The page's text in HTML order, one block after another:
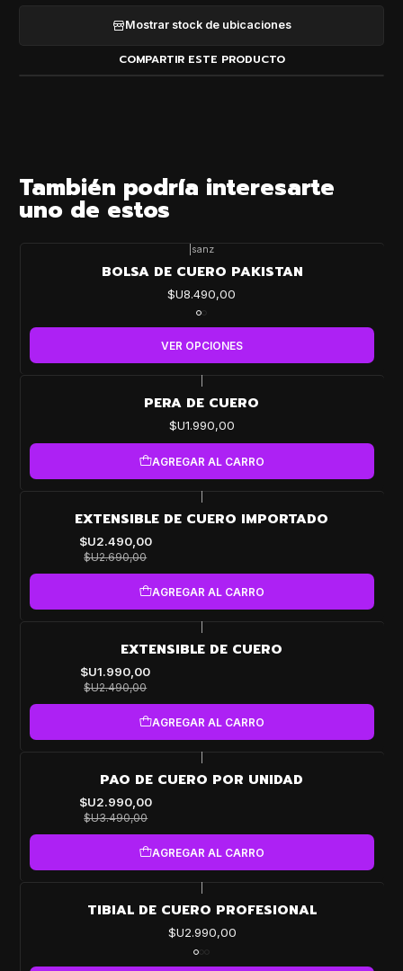
Mostrar stock de ubicaciones
COMPARTIR ESTE PRODUCTO
También podría interesarte
uno de estos
sanz
BOLSA DE CUERO PAKISTAN
$U8.490,00
VER OPCIONES
PERA DE CUERO
$U1.990,00
AGREGAR AL CARRO
EXTENSIBLE DE CUERO IMPORTADO
$U2.490,00
$U2.690,00
AGREGAR AL CARRO
EXTENSIBLE DE CUERO
$U1.990,00
$U2.490,00
AGREGAR AL CARRO
PAO DE CUERO POR UNIDAD
$U2.990,00
$U3.490,00
AGREGAR AL CARRO
TIBIAL DE CUERO PROFESIONAL
$U2.990,00